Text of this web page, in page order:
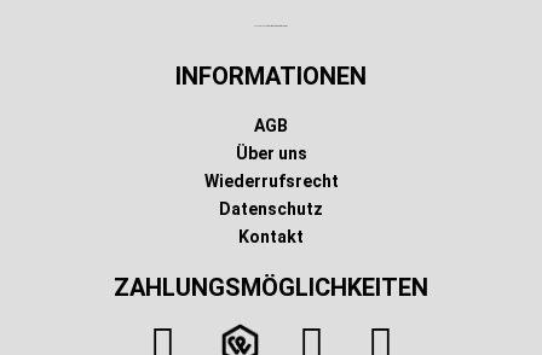
INFORMATIONEN
AGB
Über uns
Wiederrufsrecht
Datenschutz
Kontakt
ZAHLUNGSMÖGLICHKEITEN